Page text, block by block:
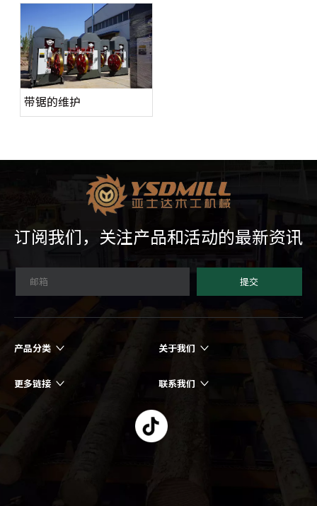
带锯的维护
订阅我们，关注产品和活动的最新资讯
提交
产品分类 关于我们
更多链接 联系我们